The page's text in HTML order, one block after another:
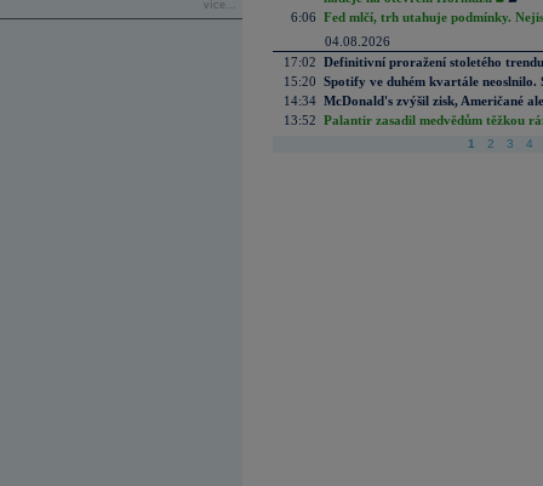
více...
6:06 Fed mlčí, trh utahuje podmínky.
04.08.2026
17:02 Definitivní proražení stoletého
15:20 Spotify ve duhém kvartále neoslnilo.
14:34 McDonald's zvýšil zisk, Američané
13:52 Palantir zasadil medvědům těžkou
1 2 3 4